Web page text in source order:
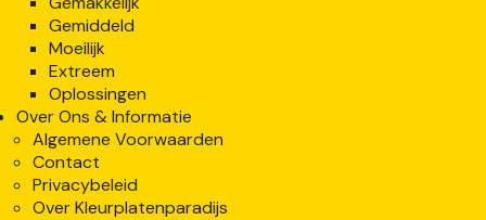
Gemiddeld
Moeilijk
Extreem
Oplossingen
Over Ons & Informatie
Algemene Voorwaarden
Contact
Privacybeleid
Over Kleurplatenparadijs